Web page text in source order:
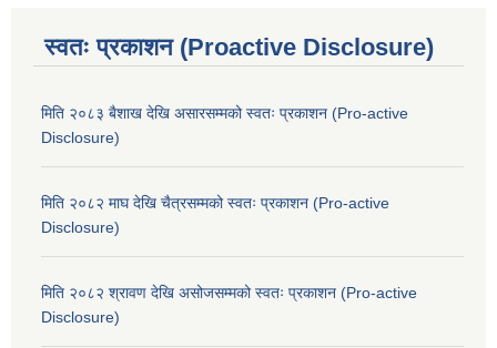
स्वतः प्रकाशन (Proactive Disclosure)
मिति २०८३ बैशाख देखि असारसम्मको स्वतः प्रकाशन (Pro-active
Disclosure)
मिति २०८२ माघ देखि चैत्रसम्मको स्वतः प्रकाशन (Pro-active
Disclosure)
मिति २०८२ श्रावण देखि असोजसम्मको स्वतः प्रकाशन (Pro-active
Disclosure)